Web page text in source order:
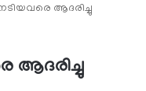
ആദരിച്ചു
ആദരിച്ചു